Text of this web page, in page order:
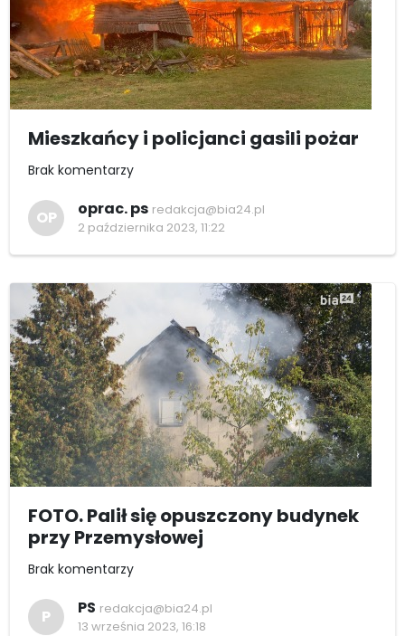
Mieszkańcy i policjanci gasili pożar
Brak komentarzy
OP oprac. ps redakcja@bia24.pl
2 października 2023, 11:22
FOTO. Palił się opuszczony budynek
przy Przemysłowej
Brak komentarzy
P PS redakcja@bia24.pl
13 września 2023, 16:18